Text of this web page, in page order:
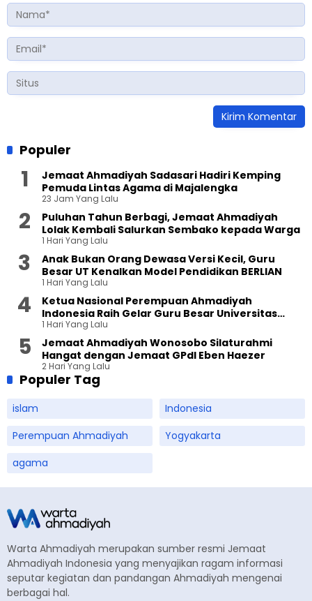
Populer
Jemaat Ahmadiyah Sadasari Hadiri Kemping
Pemuda Lintas Agama di Majalengka
23 Jam Yang Lalu
Puluhan Tahun Berbagi, Jemaat Ahmadiyah
Lolak Kembali Salurkan Sembako kepada Warga
1 Hari Yang Lalu
Anak Bukan Orang Dewasa Versi Kecil, Guru
Besar UT Kenalkan Model Pendidikan BERLIAN
1 Hari Yang Lalu
Ketua Nasional Perempuan Ahmadiyah
Indonesia Raih Gelar Guru Besar Universitas
Terbuka
1 Hari Yang Lalu
Jemaat Ahmadiyah Wonosobo Silaturahmi
Hangat dengan Jemaat GPdI Eben Haezer
2 Hari Yang Lalu
Populer Tag
islam
Indonesia
Perempuan Ahmadiyah
Yogyakarta
agama
Warta Ahmadiyah merupakan sumber resmi Jemaat
Ahmadiyah Indonesia yang menyajikan ragam informasi
seputar kegiatan dan pandangan Ahmadiyah mengenai
berbagai hal.